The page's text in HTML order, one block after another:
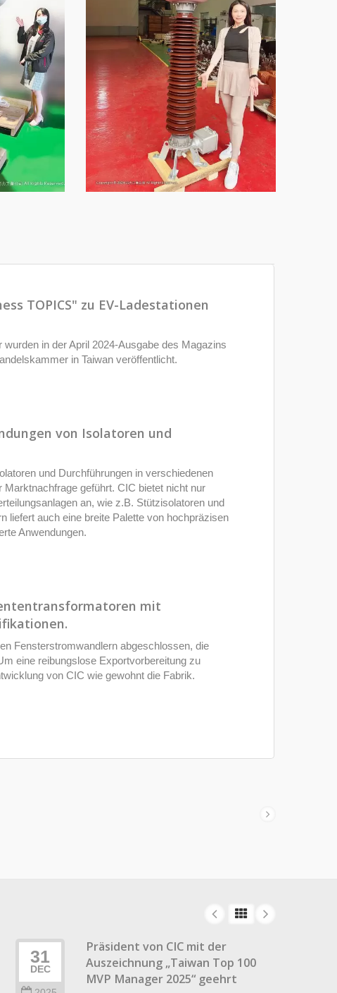
TOPICS" zu EV-Ladestationen
in der April 2024-Ausgabe des Magazins
in Taiwan veröffentlicht.
von Isolatoren und
und Durchführungen in verschiedenen
geführt. CIC bietet nicht nur
an, wie z.B. Stützisolatoren und
liefert auch eine breite Palette von hochpräzisen
Anwendungen.
mit
Fensterstromwandlern abgeschlossen, die
eine reibungslose Exportvorbereitung zu
von CIC wie gewohnt die Fabrik.
31
DEC
Präsident von CIC mit der
Auszeichnung „Taiwan Top 100
MVP Manager 2025“ geehrt